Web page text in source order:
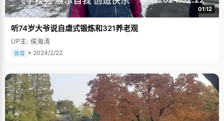
01:12
听74岁大爷说自虐式锻炼和321养老观
UP主: 侯海涛
体育 • 2024/2/22